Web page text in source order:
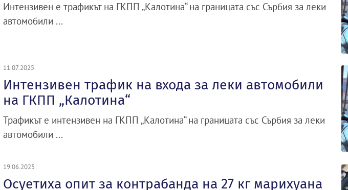
Интензивен е трафикът на ГКПП „Калотина“ на границата със Сърбия за леки
автомобили ...
11.07.2025
Интензивен трафик на входа за леки автомобили
на ГКПП „Калотина“
Трафикът е интензивен на ГКПП „Калотина“ на границата със Сърбия за леки
автомобили ...
19.06.2025
Осуетиха опит за контрабанда на 27 кг марихуана